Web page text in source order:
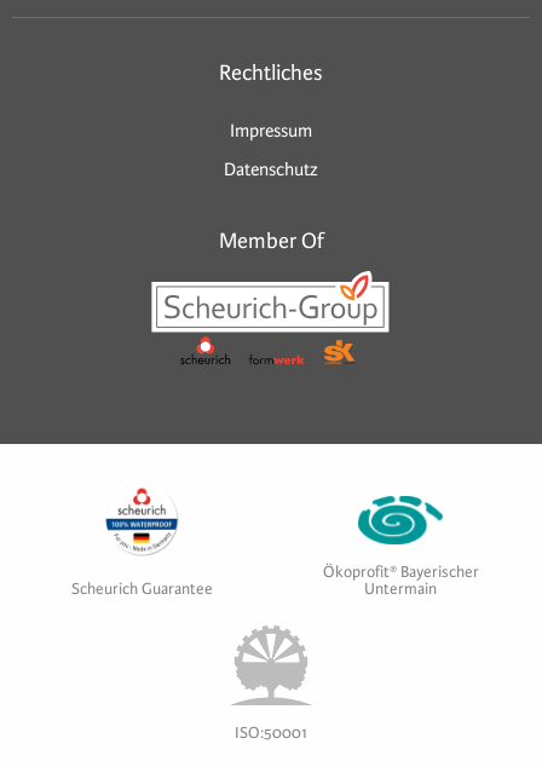
Rechtliches
Impressum
Datenschutz
Member Of
Scheurich Guarantee
Ökoprofit® Bayerischer
Untermain
ISO:50001